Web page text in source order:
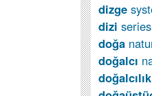
dizge
dizi series
doğa
doğalcı